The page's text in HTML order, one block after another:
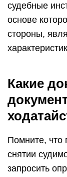
судебные
основе
стороны,
Какие
Помните, что
снятии
запросить